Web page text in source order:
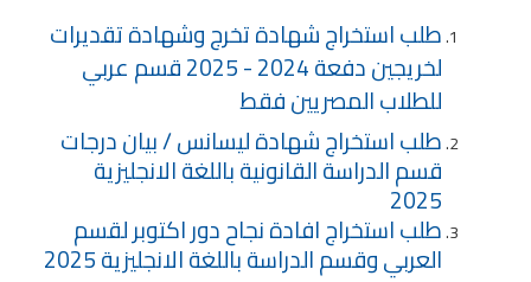
طلب استخراج شهادة تخرج وشهادة تقديرات
لخريجين دفعة 2024 - 2025 قسم عربي
للطلاب المصريين فقط
طلب استخراج شهادة ليسانس / بيان درجات
قسم الدراسة القانونية باللغة الانجليزية
2025
طلب استخراج افادة نجاح دور اكتوبر لقسم
العربي وقسم الدراسة باللغة الانجليزية 2025